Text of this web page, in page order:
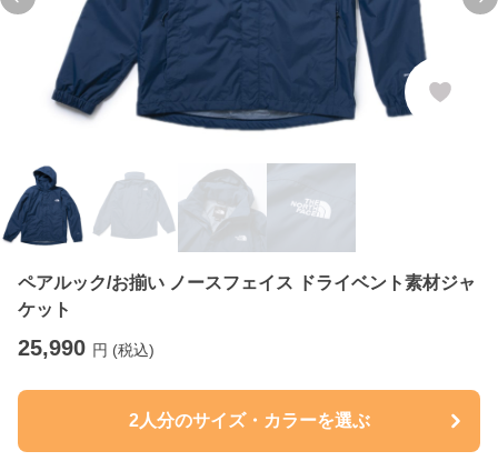
Previous slide
ペアルック/お揃い ノースフェイス ドライベント素材ジャ
ケット
25,990 円 (税込)
2人分のサイズ・カラーを選ぶ